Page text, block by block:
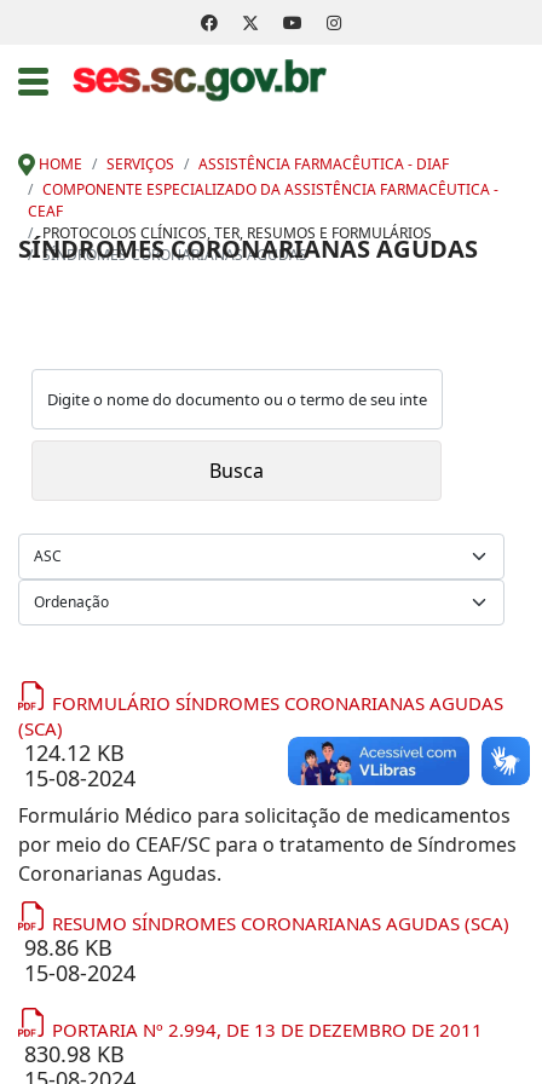
HOME SERVIÇOS
ASSISTÊNCIA FARMACÊUTICA - DIAF
COMPONENTE ESPECIALIZADO DA ASSISTÊNCIA FARMACÊUTICA -
CEAF
PROTOCOLOS CLÍNICOS, TER, RESUMOS E FORMULÁRIOS
SÍNDROMES CORONARIANAS AGUDAS
SÍNDROMES CORONARIANAS AGUDAS
FORMULÁRIO SÍNDROMES CORONARIANAS AGUDAS
(SCA)
124.12 KB
15-08-2024
Formulário Médico para solicitação de medicamentos
por meio do CEAF/SC para o tratamento de Síndromes
Coronarianas Agudas.
RESUMO SÍNDROMES CORONARIANAS AGUDAS (SCA)
98.86 KB
15-08-2024
PORTARIA Nº 2.994, DE 13 DE DEZEMBRO DE 2011
830.98 KB